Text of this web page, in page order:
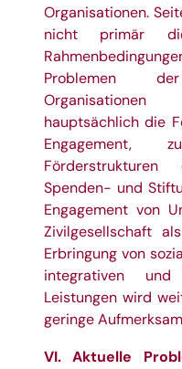
Organisationen.
nicht primär
Problemen der
hauptsächlich die
Engagement,
Spenden- und
Engagement von
Zivilgesellschaft
Erbringung von
integrativen und
Leistungen wird
geringe
VI. Aktuelle